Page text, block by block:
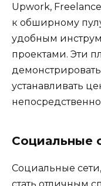
Upwork,
к обширному
удобным
проектами. Эти
устанавливать
непосредственно
Социальные
Социальные